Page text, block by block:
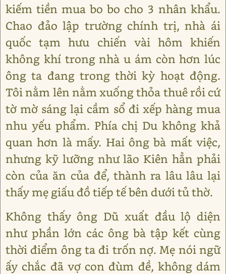
kiếm tiền mua bo bo cho 3 nhân khẩu.
Chao đảo lập trường chính trị, nhà ái
quốc tạm hưu chiến vài hôm khiến
không khí trong nhà u ám còn hơn lúc
ông ta đang trong thời kỳ hoạt động.
Tôi nằm lên nằm xuống thỏa thuê rồi cứ
tờ mờ sáng lại cầm sổ đi xếp hàng mua
nhu yếu phẩm. Phía chị Du không khả
quan hơn là mấy. Hai ông bà mất việc,
nhưng kỹ lưỡng như lão Kiên hẳn phải
còn của ăn của để, thành ra lâu lâu lại
thấy mẹ giấu đồ tiếp tế bên dưới tủ thờ.
Không thấy ông Dũ xuất đầu lộ diện
như phần lớn các ông bà tập kết cùng
thời điểm ông ta đi trốn nợ. Mẹ nói ngữ
ấy chắc đã vợ con đùm đề, không dám